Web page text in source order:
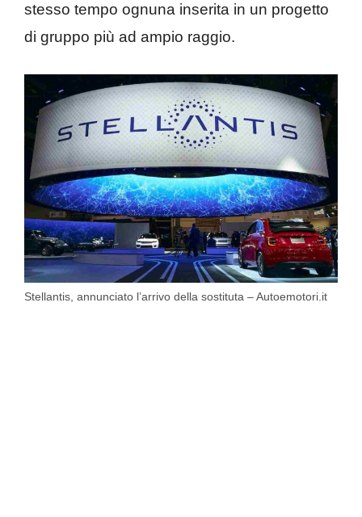
stesso tempo ognuna inserita in un progetto
di gruppo più ad ampio raggio.
Stellantis, annunciato l’arrivo della sostituta – Autoemotori.it